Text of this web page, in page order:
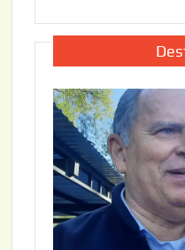
,
0
2
6
l
o
2
2
,
2
6